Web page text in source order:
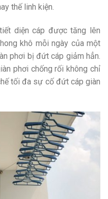
thế linh kiện.
diện cáp được tăng lên
khô mỗi ngày của một
phơi bị đứt cáp giảm hẳn.
phơi chống rối không chỉ
tối đa sự cố đứt cáp giàn